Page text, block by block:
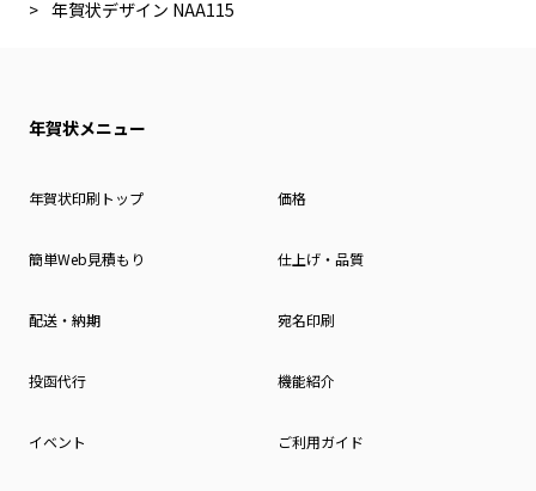
年賀状デザイン NAA115
年賀状メニュー
年賀状印刷トップ 価格
簡単Web見積もり 仕上げ・品質
配送・納期 宛名印刷
投函代行 機能紹介
イベント ご利用ガイド